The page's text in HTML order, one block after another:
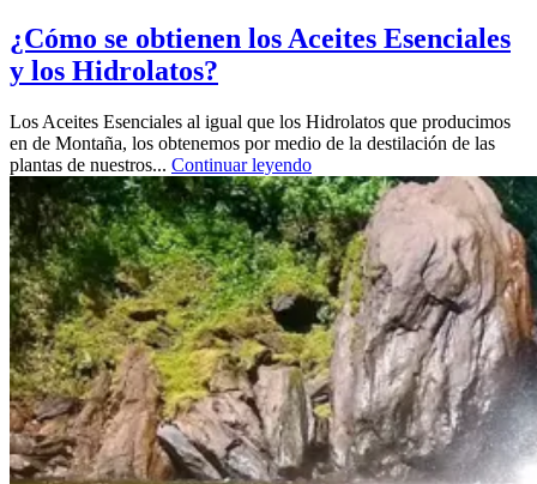
¿Cómo se obtienen los Aceites Esenciales
y los Hidrolatos?
Los Aceites Esenciales al igual que los Hidrolatos que producimos
en de Montaña, los obtenemos por medio de la destilación de las
plantas de nuestros... Continuar leyendo